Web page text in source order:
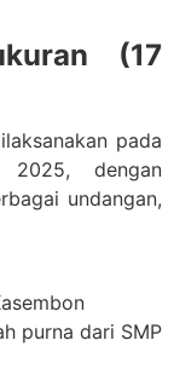
(17
pada
dengan
undangan,
purna dari SMP